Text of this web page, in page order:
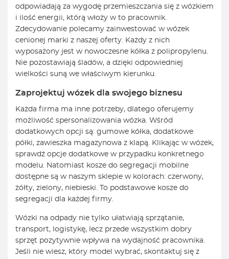
odpowiadają za wygodę przemieszczania się z wózkiem
i ilość energii, którą włoży w to pracownik.
Zdecydowanie polecamy zainwestować w wózek
cenionej marki z naszej oferty. Każdy z nich
wyposażony jest w nowoczesne kółka z polipropylenu.
Nie pozostawiają śladów, a dzięki odpowiedniej
wielkości suną we właściwym kierunku.
Zaprojektuj wózek dla swojego biznesu
Każda firma ma inne potrzeby, dlatego oferujemy
możliwość spersonalizowania wózka. Wśród
dodatkowych opcji są: gumowe kółka, dodatkowe
półki, zawieszka magazynowa z klapą. Klikając w wózek,
sprawdź opcje dodatkowe w przypadku konkretnego
modelu. Natomiast kosze do segregacji mobilne
dostępne są w naszym sklepie w kolorach: czerwony,
żółty, zielony, niebieski. To podstawowe kosze do
segregacji dla każdej firmy.
Wózki na odpady nie tylko ułatwiają sprzątanie,
transport, logistykę, lecz przede wszystkim dobry
sprzęt pozytywnie wpływa na wydajność pracownika.
Jeśli nie wiesz, który model wybrać, skontaktuj się z